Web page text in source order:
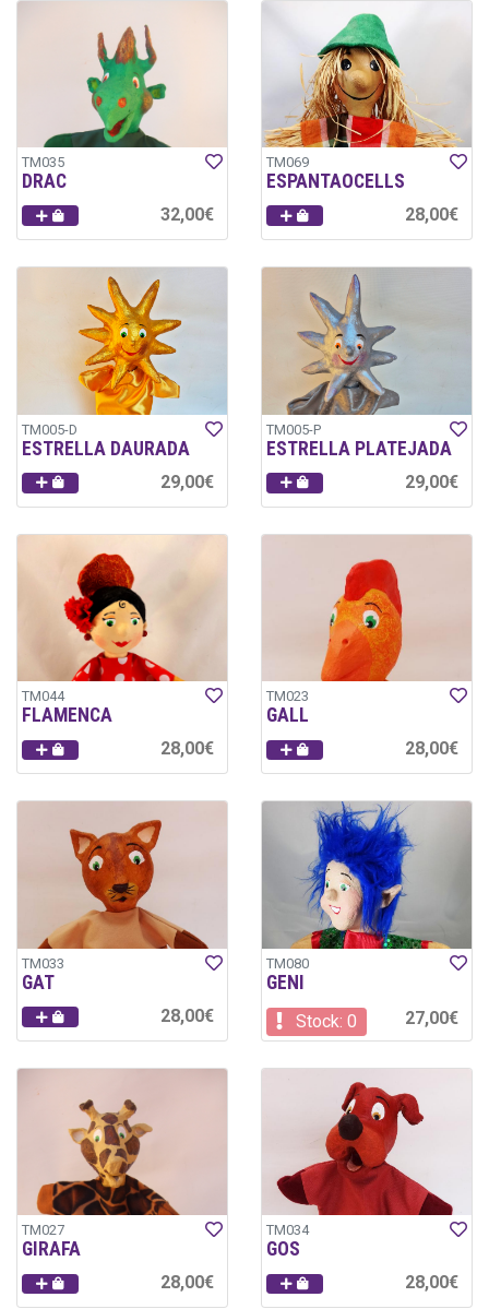
TM035
DRAC
32,00€
TM069
ESPANTAOCELLS
28,00€
TM005-D
ESTRELLA DAURADA
29,00€
TM005-P
ESTRELLA PLATEJADA
29,00€
TM044
FLAMENCA
28,00€
TM023
GALL
28,00€
TM033
GAT
28,00€
TM080
GENI
Stock: 0 27,00€
TM027
GIRAFA
28,00€
TM034
GOS
28,00€